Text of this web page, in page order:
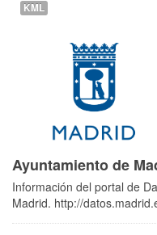
KML
Ayuntamiento de
Información del portal de
Madrid. http://